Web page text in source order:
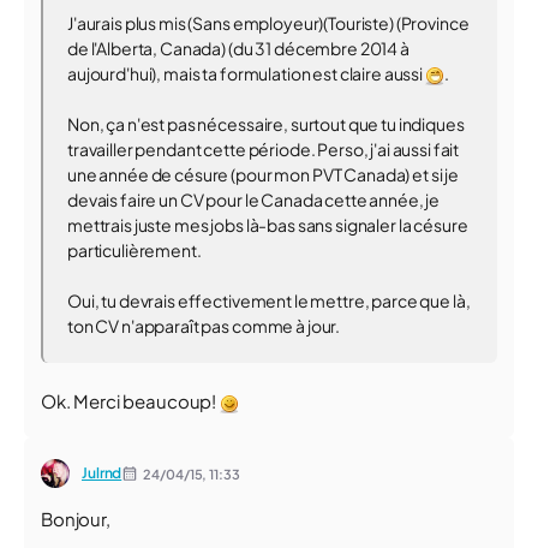
J'aurais plus mis (Sans employeur)(Touriste) (Province
de l'Alberta, Canada) (du 31 décembre 2014 à
aujourd'hui), mais ta formulation est claire aussi
.
Non, ça n'est pas nécessaire, surtout que tu indiques
travailler pendant cette période. Perso, j'ai aussi fait
une année de césure (pour mon PVT Canada) et si je
devais faire un CV pour le Canada cette année, je
mettrais juste mes jobs là-bas sans signaler la césure
particulièrement.
Oui, tu devrais effectivement le mettre, parce que là,
ton CV n'apparaît pas comme à jour.
Ok. Merci beaucoup!
Julrnd 24/04/15,11:33
Bonjour,